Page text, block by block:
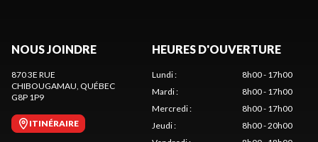
NOUS JOINDRE
870 3E RUE
CHIBOUGAMAU , QUÉBEC
G8P 1P9
ITINÉRAIRE
HEURES D'OUVERTURE
Lundi:
8h00 - 17h00
Mardi:
8h00 - 17h00
Mercredi:
8h00 - 17h00
Jeudi:
8h00 - 20h00